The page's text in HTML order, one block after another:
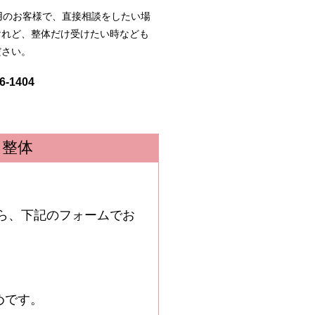
お客様で、直接相談をしたい場
ど、整体だけ受けたい時なども
い。
1404
体
、下記のフォームでお
す。